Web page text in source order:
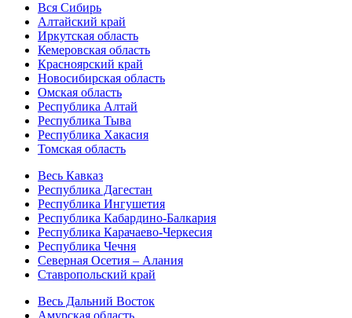
Вся Сибирь
Алтайский край
Иркутская область
Кемеровская область
Красноярский край
Новосибирская область
Омская область
Республика Алтай
Республика Тыва
Республика Хакасия
Томская область
Весь Кавказ
Республика Дагестан
Республика Ингушетия
Республика Кабардино-Балкария
Республика Карачаево-Черкесия
Республика Чечня
Северная Осетия – Алания
Ставропольский край
Весь Дальний Восток
Амурская область